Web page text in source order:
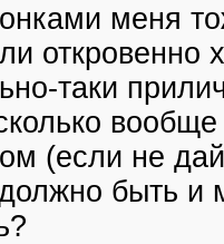
меня
откровенно
таки
(если не
должно быть